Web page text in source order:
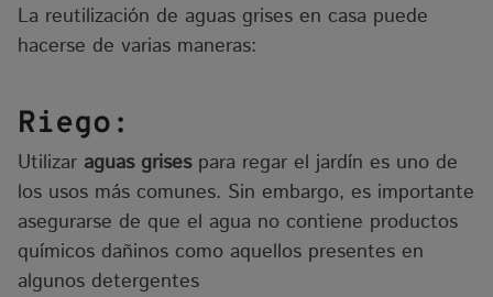
La reutilización de aguas grises en casa puede
hacerse de varias maneras:
Riego:
Utilizar aguas grisespara regar el jardín es uno de
los usos más comunes. Sin embargo, es importante
asegurarse de que el agua no contiene productos
químicos dañinos como aquellos presentes en
algunos detergentes